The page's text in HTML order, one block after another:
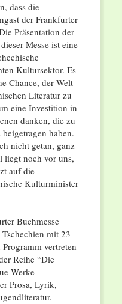
dass die
der Frankfurter
Präsentation der
Messe ist eine
Kultursektor. Es
Chance, der Welt
Literatur zu
eine Investition in
danken, die zu
haben.
nicht getan, ganz
liegt noch vor uns,
auf die
Kulturminister
Buchmesse
mit 23
vertreten
Reihe “Die
Werke
Prosa, Lyrik,